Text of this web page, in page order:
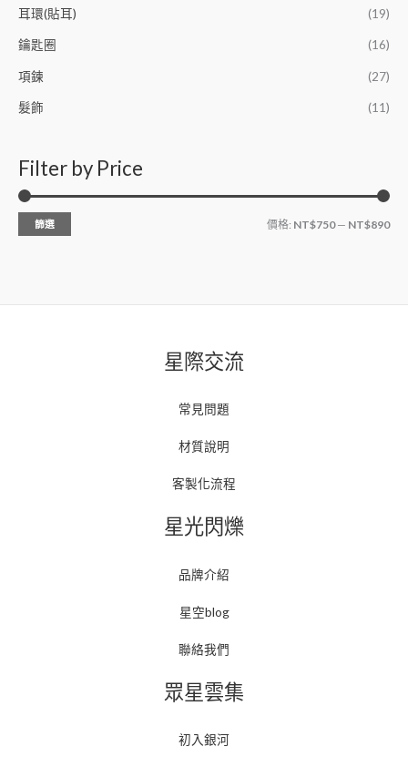
耳環(貼耳) (19)
鑰匙圈 (16)
項鍊 (27)
髮飾 (11)
Filter by Price
篩選 價格: NT$750— NT$890
星際交流
常見問題
材質說明
客製化流程
星光閃爍
品牌介紹
星空blog
聯絡我們
眾星雲集
初入銀河